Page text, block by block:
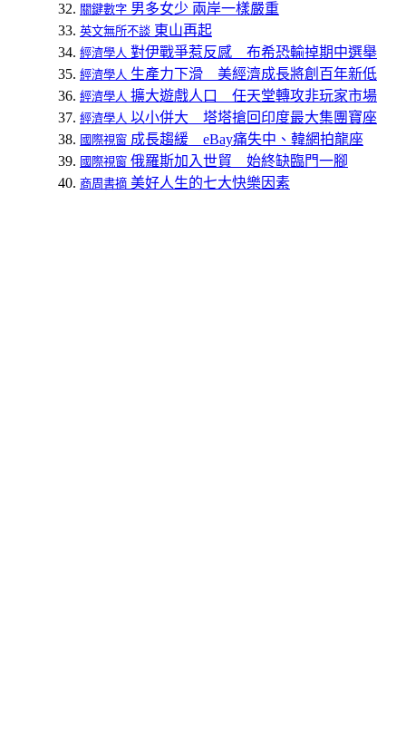
關鍵數字 男多女少 兩岸一樣嚴重
英文無所不談 東山再起
經濟學人 對伊戰爭惹反感 布希恐輸掉期中選舉
經濟學人 生產力下滑 美經濟成長將創百年新低
經濟學人 擴大遊戲人口 任天堂轉攻非玩家市場
經濟學人 以小併大 塔塔搶回印度最大集團寶座
國際視窗 成長趨緩 eBay痛失中、韓網拍龍座
國際視窗 俄羅斯加入世貿 始終缺臨門一腳
商周書摘 美好人生的七大快樂因素